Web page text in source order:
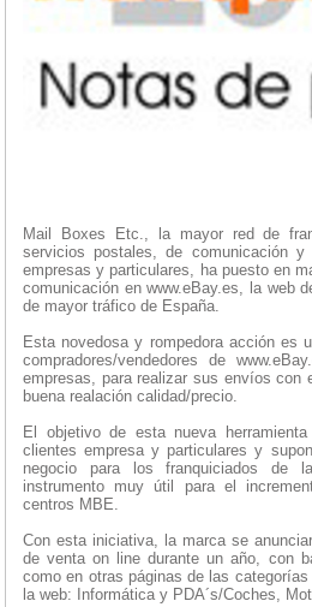
Mail Boxes Etc., la mayor red de
servicios postales, de comunicación
empresas y particulares, ha puesto en
comunicación en www.eBay.es, la web
de mayor tráfico de España.
Esta novedosa y rompedora acción es
compradores/vendedores de
empresas, para realizar sus envíos
buena realación calidad/precio.
El objetivo de esta nueva
clientes empresa y particulares y
negocio para los franquiciados de
instrumento muy útil para el
centros MBE.
Con esta iniciativa, la marca se
de venta on line durante un año, con
como en otras páginas de las
la web: Informática y PDA´s/Coches,